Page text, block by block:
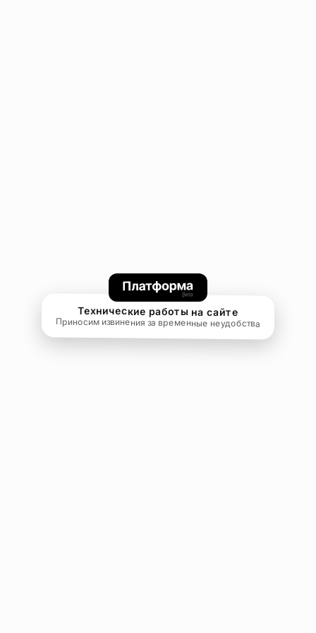
Технические работы на сайте
Приносим извинения за временные неудобства